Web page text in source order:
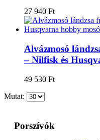
27 940 Ft
Alvázmosó
– Nilfisk és
49 530 Ft
Mutat:
Porszívók